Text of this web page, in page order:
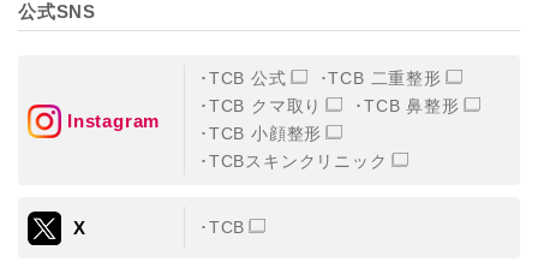
公式SNS
Instagram
TCB 公式
TCB 二重整形
TCB クマ取り
TCB 鼻整形
TCB 小顔整形
TCBスキンクリニック
X TCB